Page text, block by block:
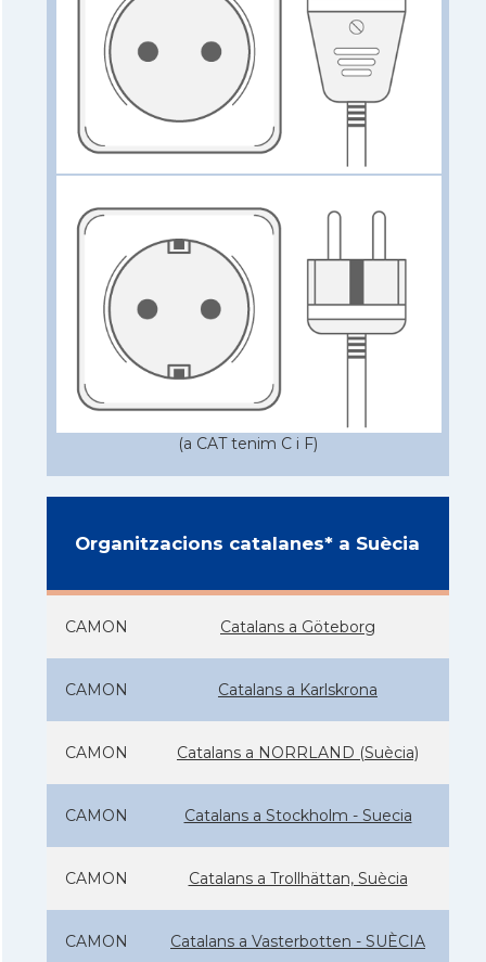
(a CAT tenim C i F)
Organitzacions catalanes* a Suècia
CAMON Catalans a Göteborg
CAMON Catalans a Karlskrona
CAMON Catalans a NORRLAND (Suècia)
CAMON Catalans a Stockholm - Suecia
CAMON Catalans a Trollhättan, Suècia
CAMON Catalans a Vasterbotten - SUÈCIA